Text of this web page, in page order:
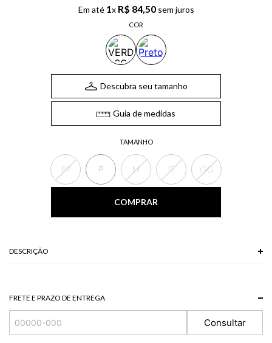
Em até 1x R$ 84,50sem juros
COR
TAMANHO
PP P M G GG
Descubra seu tamanho
Guia de medidas
COMPRAR
DESCRIÇÃO
FRETE E PRAZO DE ENTREGA
Consultar